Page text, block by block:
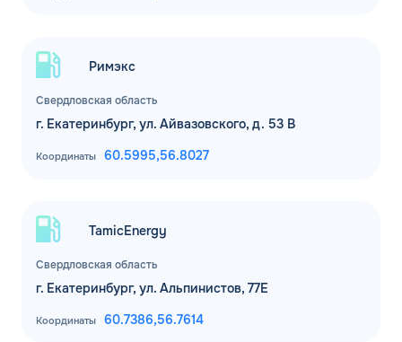
Свердловская область
Римэкс
г. Екатеринбург, ул. Айвазовского, д. 53 В
Координаты 60.5995,56.8027
Свердловская область
TamicEnergy
г. Екатеринбург, ул. Альпинистов, 77Е
Координаты 60.7386,56.7614